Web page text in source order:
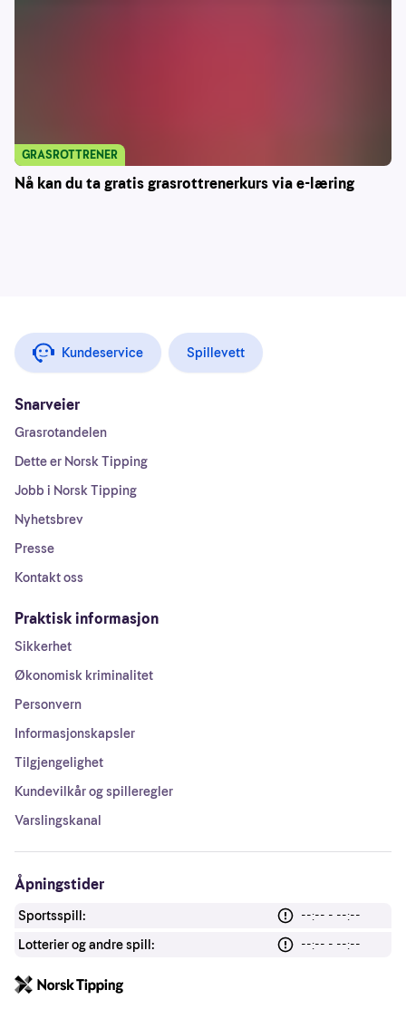
Nå kan du ta gratis grasrottrenerkurs via e-læring
GRASROTTRENER
Kundeservice Spillevett
Snarveier
Grasrotandelen
Dette er Norsk Tipping
Jobb i Norsk Tipping
Nyhetsbrev
Presse
Kontakt oss
Praktisk informasjon
Sikkerhet
Økonomisk kriminalitet
Personvern
Informasjonskapsler
Tilgjengelighet
Kundevilkår og spilleregler
Varslingskanal
Åpningstider
Sportsspill:
--:-- - --:--
Lotterier og andre spill:
--:-- - --:--